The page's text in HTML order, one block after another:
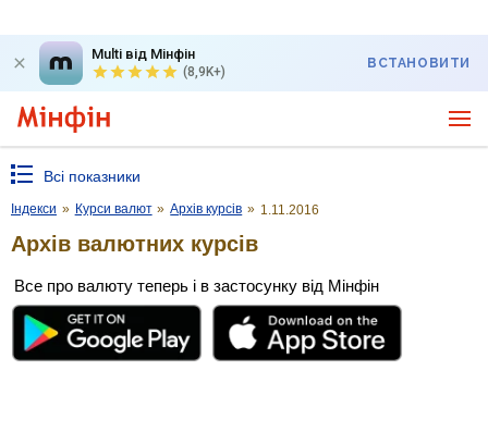
Multi від Мінфін
(8,9K+)
ВСТАНОВИТИ
Всі показники
Індекси » Курси валют » Архів курсів » 1.11.2016
Архів валютних курсів
Все про валюту теперь і в застосунку від Мінфін